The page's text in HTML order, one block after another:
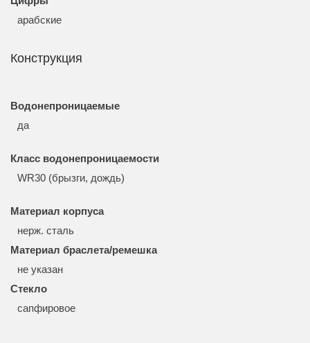
арабские
Конструкция
Водонепроницаемые
да
Класс водонепроницаемости
WR30 (брызги, дождь)
Материал корпуса
нерж. сталь
Материал браслета/ремешка
не указан
Стекло
сапфировое